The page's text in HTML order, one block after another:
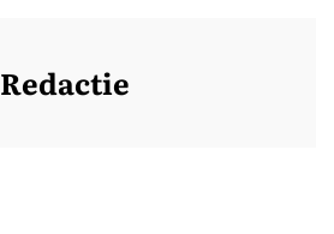
Redactie